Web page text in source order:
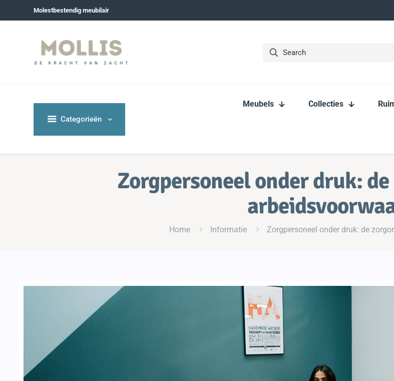
Molestbestendig meubilair
Categorieën
Meubels Collecties
Zorgpersoneel onder druk:
Home Informatie Zorgpersoneel onder druk: de